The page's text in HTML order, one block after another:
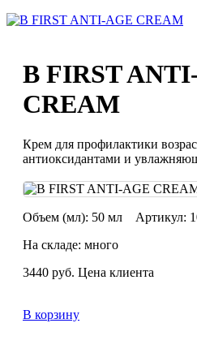
B FIRST
CREAM
Крем для профилактики
антиоксидантами и
Объем (мл): 50 мл Артикул:
На складе: много
3440 руб. Цена клиента
В корзину